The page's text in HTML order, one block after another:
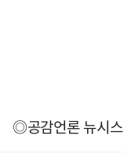
◎공감언론 뉴시스